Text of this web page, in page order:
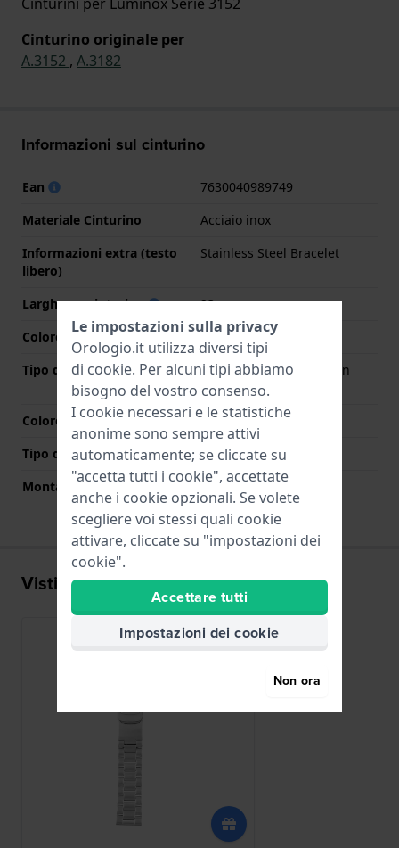
Cinturino originale per
A.3152 , A.3182
Informazioni sul cinturino
Ean
7630040989749
Materiale Cinturino
Acciaio inox
Informazioni extra (testo
libero)
Stainless Steel Bracelet
Larghezza cinturino
23 mm
Colore cinturino
Argento
Tipo di chiusura
Chiusura deployante con
sicurezza
Colore Chiusura
Argento
Tipo di montatura
Perni a molla
Montatura dritta
No
Visti di recente
Le impostazioni sulla privacy
Orologio.it utilizza diversi tipi
di cookie. Per alcuni tipi abbiamo
bisogno del vostro consenso.
I cookie necessari e le statistiche
anonime sono sempre attivi
automaticamente; se cliccate su
"accetta tutti i cookie", accettate
anche i cookie opzionali. Se volete
scegliere voi stessi quali cookie
attivare, cliccate su "impostazioni dei
cookie".
Accettare tutti
Impostazioni dei cookie
Non ora